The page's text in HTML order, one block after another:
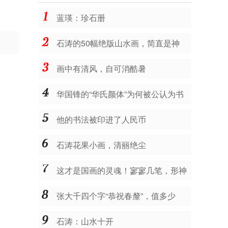
蓝瑛：珍石册
石涛的50幅绝版山水画，简直是神
品，让人震撼不已！
画中有清风，自可消酷暑
华国锋的“华氏颜体”为何被公认为书
法珍品？他的书法被印进了人民币
石涛花果小画，清丽绝尘
这才是国画的灵魂！寥寥几笔，形神
皆备，让人拍案叫绝！
张大千四个字“恭祝春釐”，值多少
钱？
石涛：山水十开